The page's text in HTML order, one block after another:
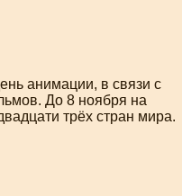
анимации, в связи с
До 8 ноября на
трёх стран мира.